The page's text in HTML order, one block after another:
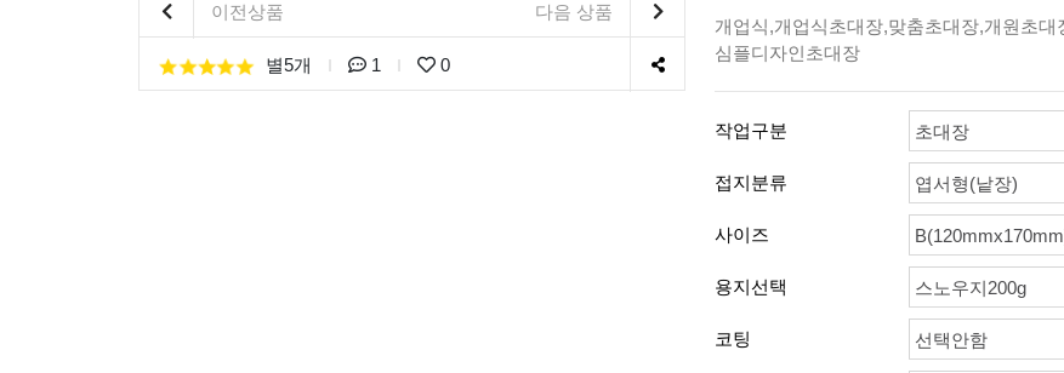
이전상품 다음 상품
별5개 1 0
개업식,개업식초대장,맞춤초대장,개원초
심플디자인초대장
작업구분 초대장
접지분류 엽서형(낱장)
사이즈
용지선택 스노우지200g
코팅 선택안함